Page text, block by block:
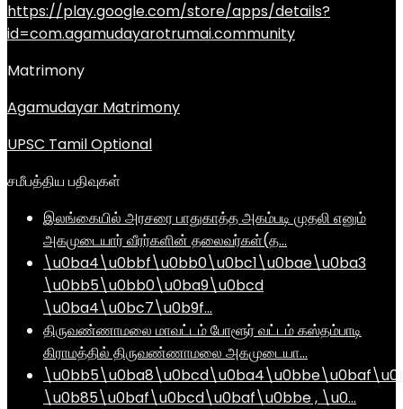
https://play.google.com/store/apps/details?
id=com.agamudayarotrumai.community
Matrimony
Agamudayar Matrimony
UPSC Tamil Optional
சமீபத்திய பதிவுகள்
இலங்கையில் அரசரை பாதுகாத்த அகம்படி முதலி எனும்
அகமுடையார் வீரர்களின் தலைவர்கள்(த…
\u0ba4\u0bbf\u0bb0\u0bc1\u0bae\u0ba3
\u0bb5\u0bb0\u0ba9\u0bcd
\u0ba4\u0bc7\u0b9f…
திருவண்ணாமலை மாவட்டம் போளூர் வட்டம் கஸ்தம்பாடி
கிராமத்தில் திருவண்ணாமலை அகமுடையா…
\u0b85\u0baf\u0bcd\u0baf\u0bbe , \u0…